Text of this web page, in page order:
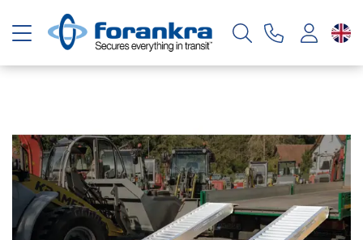
Toggle navigation